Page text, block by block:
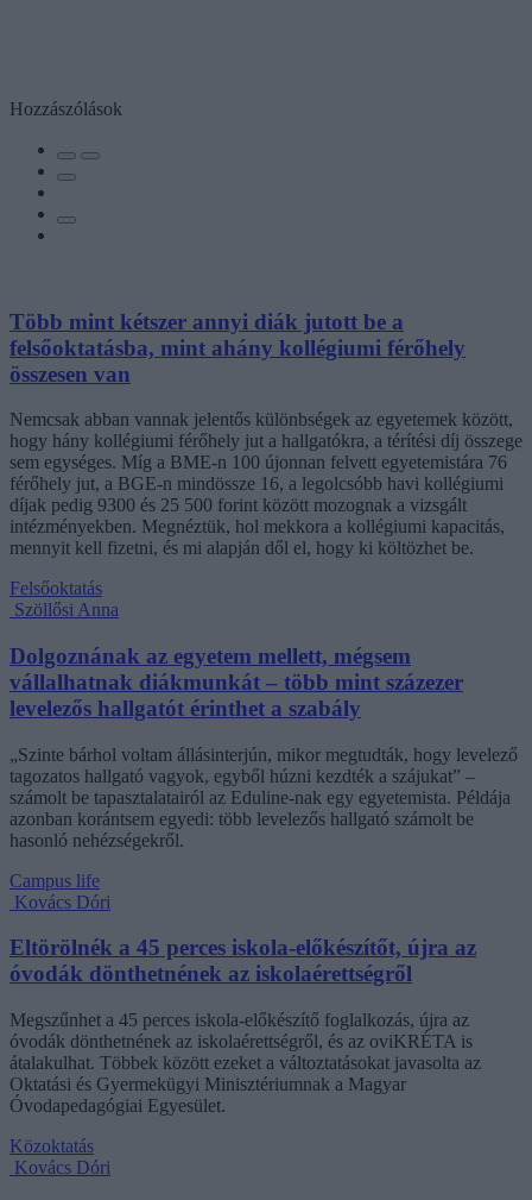
Hozzászólások
Több mint kétszer annyi diák jutott be a
felsőoktatásba, mint ahány kollégiumi férőhely
összesen van
Nemcsak abban vannak jelentős különbségek az egyetemek között,
hogy hány kollégiumi férőhely jut a hallgatókra, a térítési díj összege
sem egységes. Míg a BME-n 100 újonnan felvett egyetemistára 76
férőhely jut, a BGE-n mindössze 16, a legolcsóbb havi kollégiumi
díjak pedig 9300 és 25 500 forint között mozognak a vizsgált
intézményekben. Megnéztük, hol mekkora a kollégiumi kapacitás,
mennyit kell fizetni, és mi alapján dől el, hogy ki költözhet be.
Felsőoktatás
Szöllősi Anna
Dolgoznának az egyetem mellett, mégsem
vállalhatnak diákmunkát – több mint százezer
levelezős hallgatót érinthet a szabály
„Szinte bárhol voltam állásinterjún, mikor megtudták, hogy levelező
tagozatos hallgató vagyok, egyből húzni kezdték a szájukat” –
számolt be tapasztalatairól az Eduline-nak egy egyetemista. Példája
azonban korántsem egyedi: több levelezős hallgató számolt be
hasonló nehézségekről.
Campus life
Kovács Dóri
Eltörölnék a 45 perces iskola-előkészítőt, újra az
óvodák dönthetnének az iskolaérettségről
Megszűnhet a 45 perces iskola-előkészítő foglalkozás, újra az
óvodák dönthetnének az iskolaérettségről, és az oviKRÉTA is
átalakulhat. Többek között ezeket a változtatásokat javasolta az
Oktatási és Gyermekügyi Minisztériumnak a Magyar
Óvodapedagógiai Egyesület.
Közoktatás
Kovács Dóri